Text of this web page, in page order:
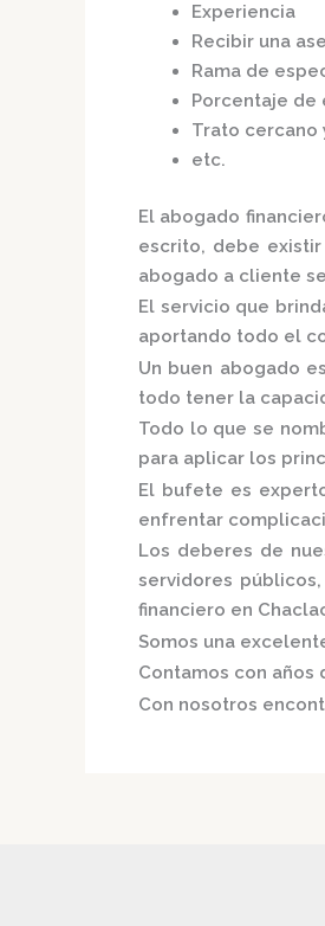
Experiencia
Recibir una
Rama de
Porcentaje de
Trato cercano
etc.
El abogado
escrito, debe
abogado a cliente
El servicio que
aportando todo el
Un buen abogado
todo tener la
Todo lo que se
para aplicar los
El bufete es
enfrentar
Los deberes de
servidores
financiero en
Somos una
Contamos con
Con nosotros